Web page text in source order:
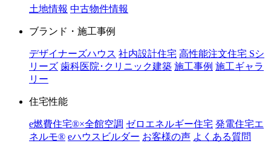
土地情報 中古物件情報
ブランド・施工事例
デザイナーズハウス 社内設計住宅 高性能注文住宅 Sシ
リーズ 歯科医院･クリニック建築 施工事例 施工ギャラ
リー
住宅性能
e燃費住宅®︎×全館空調 ゼロエネルギー住宅 発電住宅エ
ネルモ®︎ eハウスビルダー お客様の声 よくある質問